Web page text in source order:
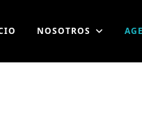
NOSOTROS